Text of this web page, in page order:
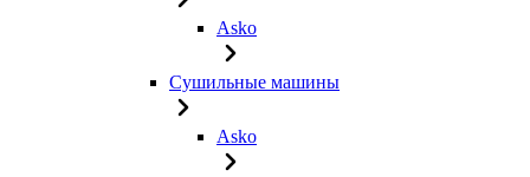
Asko
Сушильные машины
Asko